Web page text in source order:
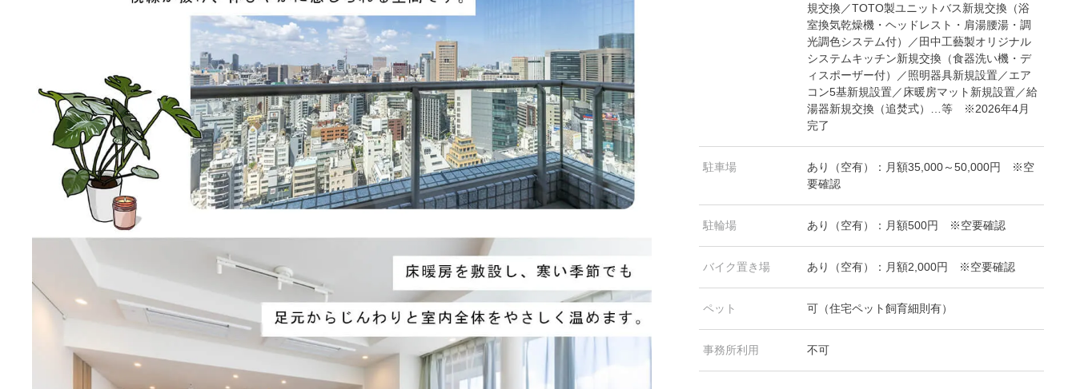
規交換／TOTO製ユニットバス新規交換（浴
室換気乾燥機・ヘッドレスト・肩湯腰湯・調
光調色システム付）／田中工藝製オリジナル
システムキッチン新規交換（食器洗い機・デ
ィスポーザー付）／照明器具新規設置／エア
コン5基新規設置／床暖房マット新規設置／給
湯器新規交換（追焚式）…等 ※2026年4月
完了
駐車場
あり（空有）：月額35,000～50,000円 ※空
要確認
駐輪場 あり（空有）：月額500円 ※空要確認
バイク置き場 あり（空有）：月額2,000円 ※空要確認
ペット 可（住宅ペット飼育細則有）
事務所利用 不可